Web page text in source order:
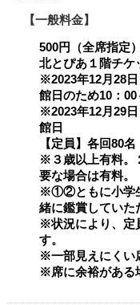
一般料金
500円（全席指定）
北とぴあ１階チケ
※2023年12月28
館日のため10：00
※2023年12月29
館日
【定員】各回80名
※３歳以上有料。
要な場合は有料。
※①②ともに小学
緒に鑑賞していた
※状況により、定
す。
※一部見えにくい
※席に余裕がある